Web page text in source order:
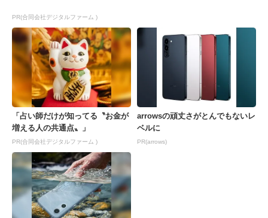
PR(合同会社デジタルファーム )
「占い師だけが知ってる〝お金が
増える人の共通点〟」
PR(合同会社デジタルファーム )
arrowsの頑丈さがとんでもないレ
ベルに
PR(arrows)